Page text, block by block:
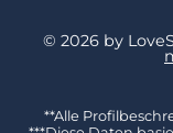
© 2026 by
**Alle